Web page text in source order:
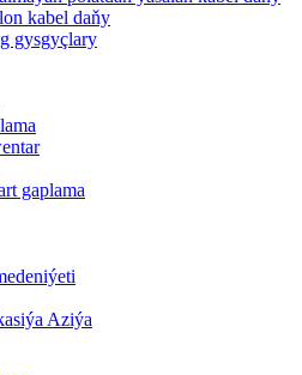
kabel daňy
gysgyçlary
gaplama
Aziýa